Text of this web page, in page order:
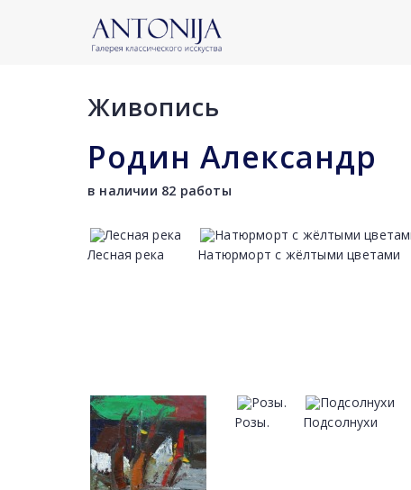
Живопись
Родин Александр
в наличии 82 работы
Лесная река Натюрморт с жёлтыми цветами
Розы. Подсолнухи